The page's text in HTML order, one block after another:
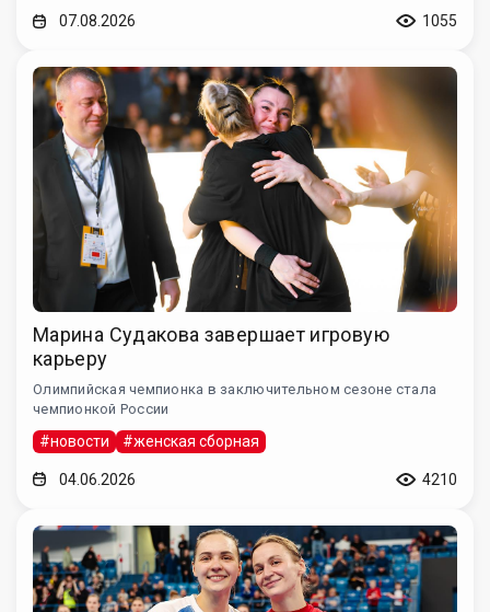
07.08.2026 1055
Марина Судакова завершает игровую
карьеру
Олимпийская чемпионка в заключительном сезоне стала
чемпионкой России
#новости #женская сборная
04.06.2026 4210